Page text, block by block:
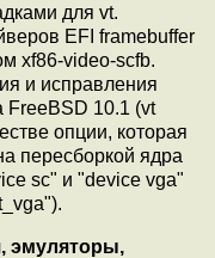
для vt.
EFI framebuffer
xf86-video-scfb.
и исправления
FreeBSD 10.1 (vt
опции, которая
пересборкой ядра
sc" и "device vga"
эмуляторы,